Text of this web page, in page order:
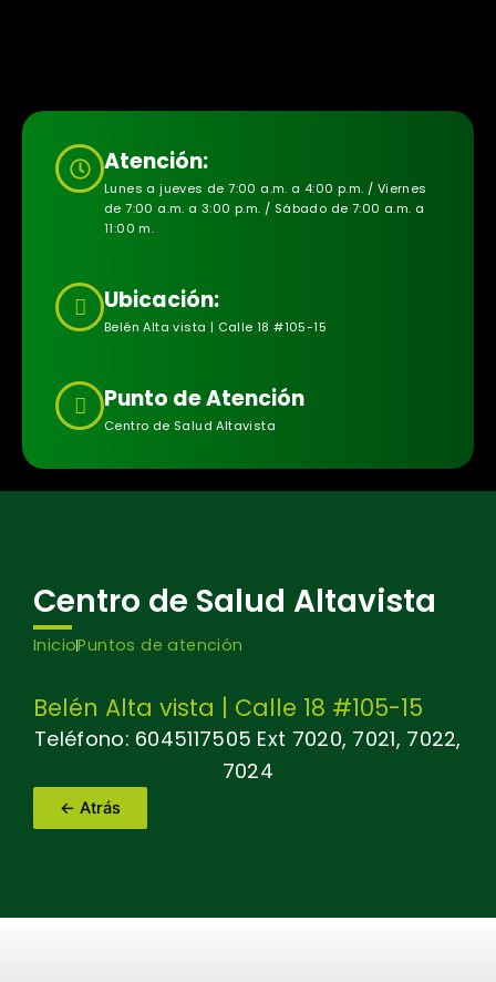
Atención:
Lunes a jueves de 7:00 a.m. a 4:00 p.m. / Viernes
de 7:00 a.m. a 3:00 p.m. / Sábado de 7:00 a.m. a
11:00 m.
Ubicación:
Belén Alta vista | Calle 18 #105-15
Punto de Atención
Centro de Salud Altavista
Centro de Salud Altavista
InicioPuntos de atención
Belén Alta vista | Calle 18 #105-15
Teléfono: 6045117505 Ext 7020, 7021, 7022,
7024
← Atrás